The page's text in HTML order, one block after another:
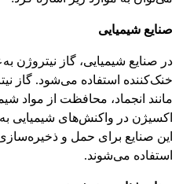
صنایع شیمیایی
در صنایع شیمیایی، گاز نیتروژن
خنک‌کننده استفاده می‌شود. گاز
مانند انجماد، محافظت از مواد
اکسیژن در واکنش‌های شیمیایی
این صنایع برای حمل و
استفاده می‌شوند.